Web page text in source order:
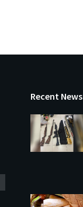
Recent News